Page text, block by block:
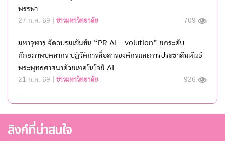
พรรษา
27 ก.ค. 69 | ข่าวมหาวิทยาลัย 709
มหาจุฬาฯ จัดอบรมเข้มข้น “PR AI - volution” ยกระดับ
ศักยภาพบุคลากร ปฏิวัติการสื่อสารองค์กรและการประชาสัมพันธ์
พระพุทธศาสนาด้วยเทคโนโลยี AI
21 ก.ค. 69 | ข่าวมหาวิทยาลัย 926
ลิงก์ที่น่าสนใจ